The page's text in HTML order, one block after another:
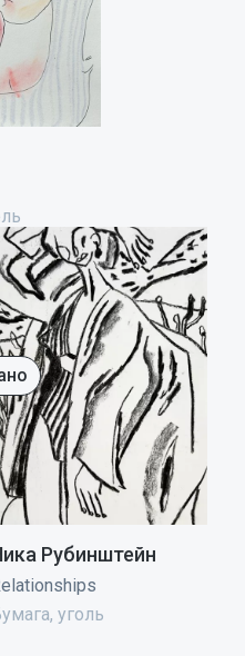
Рубинштейн
уголь